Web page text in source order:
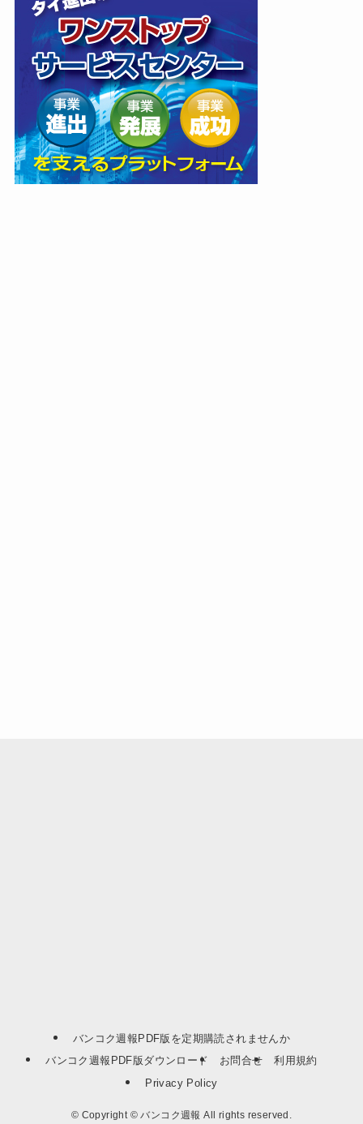
バンコク週報PDF版を定期購読されませんか
バンコク週報PDF版ダウンロード
お問合せ
利用規約
Privacy Policy
© Copyright © バンコク週報 All rights reserved.